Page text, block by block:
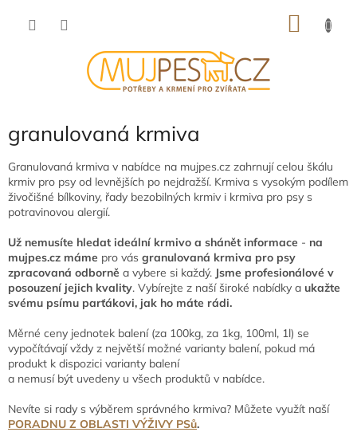
granulovaná krmiva
Granulovaná krmiva v nabídce na mujpes.cz zahrnují celou škálu
krmiv pro psy od levnějších po nejdražší. Krmiva s vysokým podílem
živočišné bílkoviny, řady bezobilných krmiv i krmiva pro psy s
potravinovou alergií.
Už nemusíte hledat ideální krmivo a shánět informace - na
mujpes.cz máme pro vás granulovaná krmiva pro psy
zpracovaná odborně a vybere si každý. Jsme profesionálové v
posouzení jejich kvality. Vybírejte z naší široké nabídky a ukažte
svému psímu parťákovi, jak ho máte rádi.
Měrné ceny jednotek balení (za 100kg, za 1kg, 100ml, 1l) se
vypočítávají vždy z největší možné varianty balení, pokud má
produkt k dispozici varianty balení
a nemusí být uvedeny u všech produktů v nabídce.
Nevíte si rady s výběrem správného krmiva? Můžete využít naší
PORADNU Z OBLASTI VÝŽIVY PSů.